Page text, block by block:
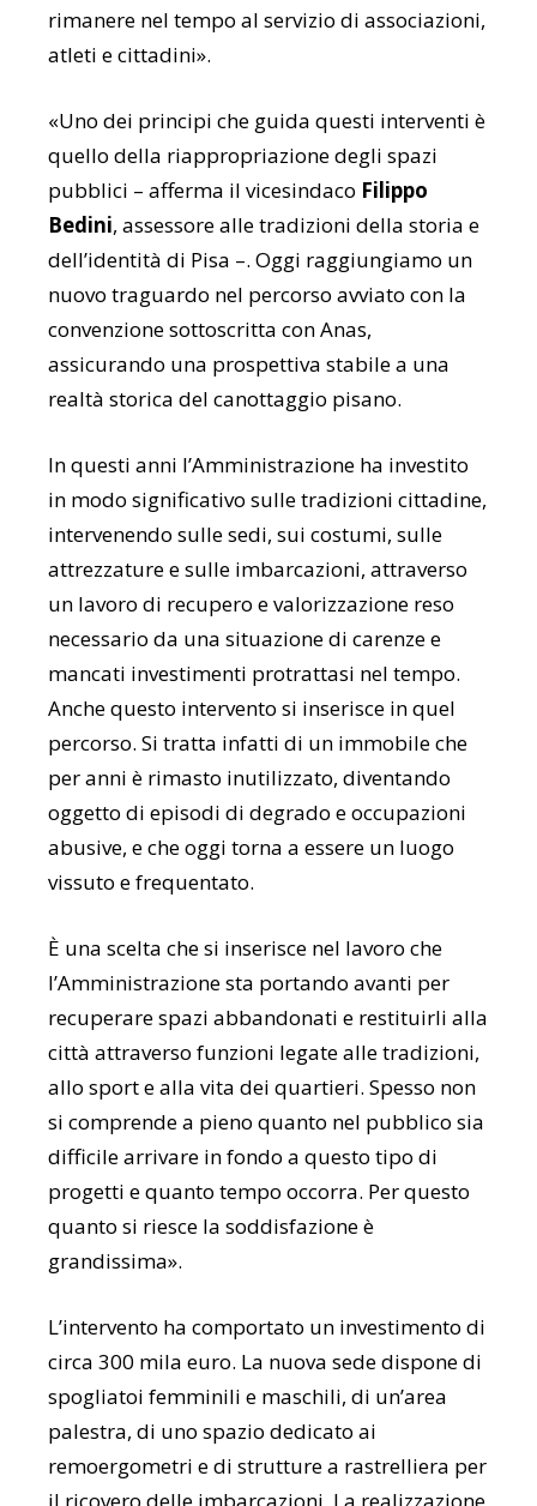
rimanere nel tempo al servizio di associazioni,
atleti e cittadini».
«Uno dei principi che guida questi interventi è
quello della riappropriazione degli spazi
pubblici – afferma il vicesindaco Filippo
Bedini, assessore alle tradizioni della storia e
dell’identità di Pisa –. Oggi raggiungiamo un
nuovo traguardo nel percorso avviato con la
convenzione sottoscritta con Anas,
assicurando una prospettiva stabile a una
realtà storica del canottaggio pisano.
In questi anni l’Amministrazione ha investito
in modo significativo sulle tradizioni cittadine,
intervenendo sulle sedi, sui costumi, sulle
attrezzature e sulle imbarcazioni, attraverso
un lavoro di recupero e valorizzazione reso
necessario da una situazione di carenze e
mancati investimenti protrattasi nel tempo.
Anche questo intervento si inserisce in quel
percorso. Si tratta infatti di un immobile che
per anni è rimasto inutilizzato, diventando
oggetto di episodi di degrado e occupazioni
abusive, e che oggi torna a essere un luogo
vissuto e frequentato.
È una scelta che si inserisce nel lavoro che
l’Amministrazione sta portando avanti per
recuperare spazi abbandonati e restituirli alla
città attraverso funzioni legate alle tradizioni,
allo sport e alla vita dei quartieri. Spesso non
si comprende a pieno quanto nel pubblico sia
difficile arrivare in fondo a questo tipo di
progetti e quanto tempo occorra. Per questo
quanto si riesce la soddisfazione è
grandissima».
L’intervento ha comportato un investimento di
circa 300 mila euro. La nuova sede dispone di
spogliatoi femminili e maschili, di un’area
palestra, di uno spazio dedicato ai
remoergometri e di strutture a rastrelliera per
il ricovero delle imbarcazioni. La realizzazione